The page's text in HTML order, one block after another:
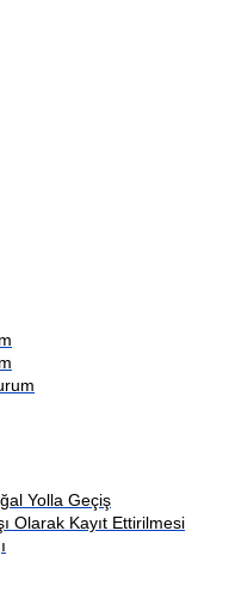
Yolla Geçiş
Olarak Kayıt Ettirilmesi